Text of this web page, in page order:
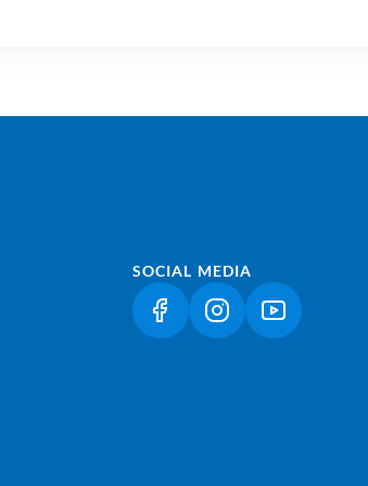
SOCIAL MEDIA
(LINK ÖFFNET IN NEUEM
(LINK ÖFFNET IN
(LINK